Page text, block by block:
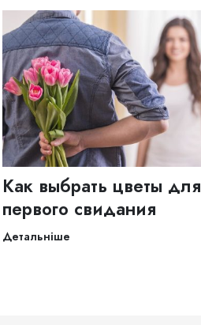
Как выбрать цветы для
первого свидания
Детальніше